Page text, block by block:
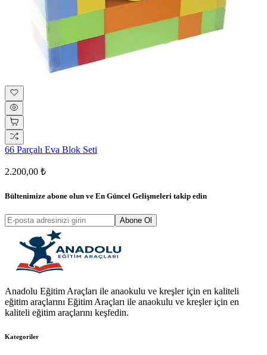
66 Parçalı Eva Blok Seti
2.200,00 ₺
Bültenimize abone olun ve En Güncel Gelişmeleri takip edin
Abone Ol
Anadolu Eğitim Araçları ile anaokulu ve kreşler için en kaliteli
eğitim araçlarını Eğitim Araçları ile anaokulu ve kreşler için en
kaliteli eğitim araçlarını keşfedin.
Kategoriler